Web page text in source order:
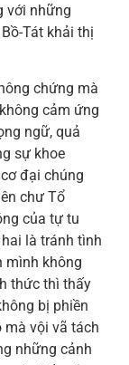
với những
Tát khải thị
chứng mà
cảm ứng
ngữ, quả
sự khoe
đại chúng
chư Tổ
của tự tu
là tránh tình
mình không
thức thì thấy
bị phiền
mà vội vã tách
những cảnh